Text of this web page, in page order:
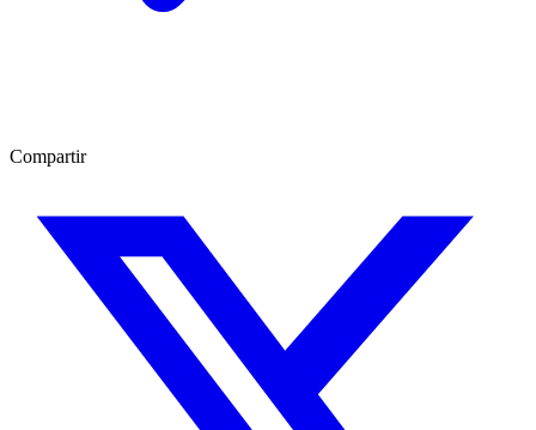
Compartir